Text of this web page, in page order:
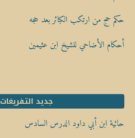
حكم حج من ارتكب الكبائر بعد حجه
أحكام الأضاحي للشيخ ابن عثيمين
جديد التفريغات
حائية ابن أبي داود الدرس السادس